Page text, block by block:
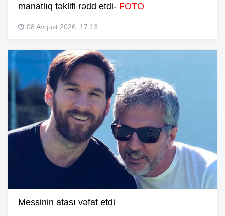
manatlıq təklifi rədd etdi- FOTO
08 Avqust 2026, 17:13
Messinin atası vəfat etdi